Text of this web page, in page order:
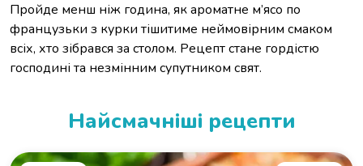
Пройде менш ніж година, як ароматне м’ясо по
французьки з курки тішитиме неймовірним смаком
всіх, хто зібрався за столом. Рецепт стане гордістю
господині та незмінним супутником свят.
Найсмачніші рецепти